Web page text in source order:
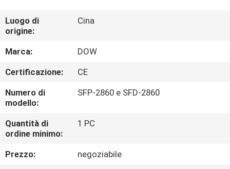
NOI
GIRO
DELLA
FABBRICA
CONTROLLO
DI
QUALITÀ
Luogo di
origine:
Cina
Marca:
DOW
Certificazione:
CE
Numero di
modello:
SFP-2860 e SFD-2860
Quantità di
ordine minimo:
1 PC
Prezzo:
negoziabile